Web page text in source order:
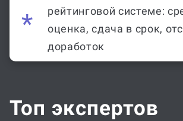
рейтинговой системе:
оценка, сдача в срок,
доработок
Топ экспертов